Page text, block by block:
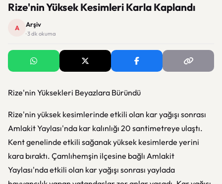
Rize'nin Yüksek Kesimleri Karla Kaplandı
A Arşiv
· 3 dk okuma
Rize'nin Yüksekleri Beyazlara Büründü
Rize'nin yüksek kesimlerinde etkili olan kar yağışı sonrası
Amlakit Yaylası'nda kar kalınlığı 20 santimetreye ulaştı.
Kent genelinde etkili sağanak yüksek kesimlerde yerini
kara bıraktı. Çamlıhemşin ilçesine bağlı Amlakit
Yaylası'nda etkili olan kar yağışı sonrası yaylada